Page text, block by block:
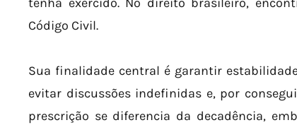
Código Civil.
Sua finalidade central é garantir
evitar discussões indefinidas e, por
prescrição se diferencia da decadência,